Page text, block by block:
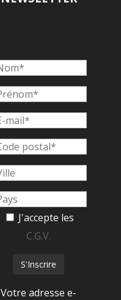
J'accepte les
C.G.V.
Votre adresse e-